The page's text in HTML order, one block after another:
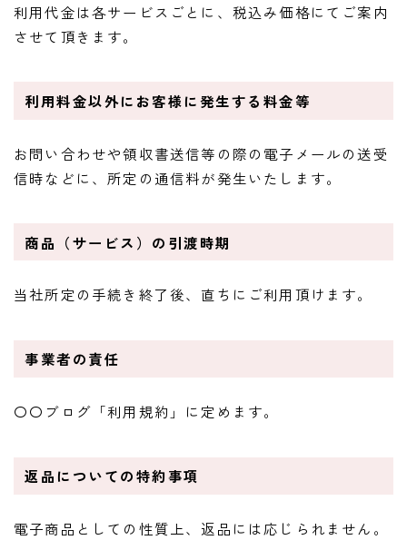
利用代金は各サービスごとに、税込み価格にてご案内
させて頂きます。
利用料金以外にお客様に発生する料金等
お問い合わせや領収書送信等の際の電子メールの送受
信時などに、所定の通信料が発生いたします。
商品（サービス）の引渡時期
当社所定の手続き終了後、直ちにご利用頂けます。
事業者の責任
〇〇ブログ「利用規約」に定めます。
返品についての特約事項
電子商品としての性質上、返品には応じられません。